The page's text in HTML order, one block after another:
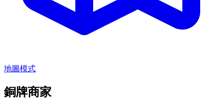
地圖模式
銅牌商家